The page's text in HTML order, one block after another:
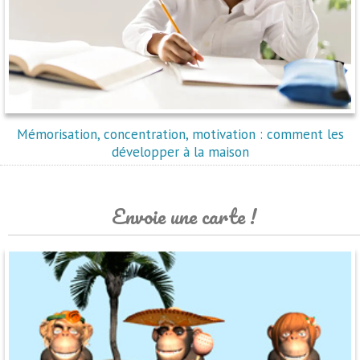
Mémorisation, concentration, motivation : comment les
développer à la maison
Envoie une carte !